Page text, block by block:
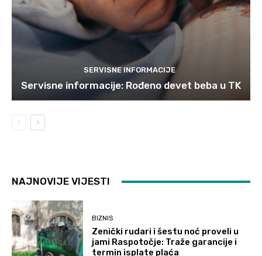
SERVISNE INFORMACIJE
Servisne informacije: Rođeno devet beba u TK
NAJNOVIJE VIJESTI
BIZNIS
Zenički rudari i šestu noć proveli u
jami Raspotočje: Traže garancije i
termin isplate plaća